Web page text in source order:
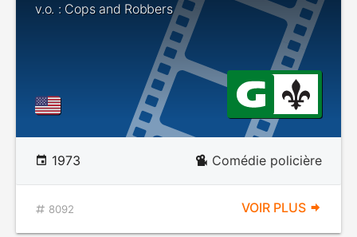
v.o. : Cops and Robbers
1973 Comédie policière
8092 VOIR PLUS